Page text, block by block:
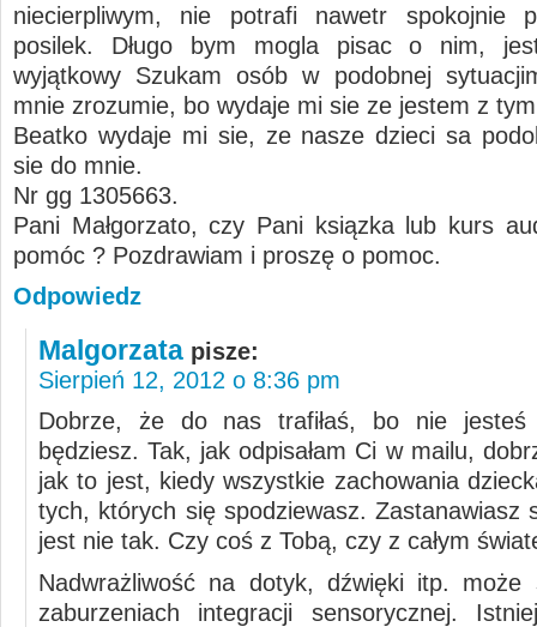
niecierpliwym, nie potrafi nawetr spokojnie
posilek. Długo bym mogla pisac o nim,
wyjątkowy Szukam osób w podobnej
mnie zrozumie, bo wydaje mi sie ze jestem z
Beatko wydaje mi sie, ze nasze dzieci sa
sie do mnie.
Nr gg 1305663.
Pani Małgorzato, czy Pani ksiązka lub kurs
pomóc ? Pozdrawiam i proszę o pomoc.
Odpowiedz
Malgorzata pisze:
Sierpień 12, 2012 o 8:36 pm
Dobrze, że do nas trafiłaś, bo nie
będziesz. Tak, jak odpisałam Ci w mailu,
jak to jest, kiedy wszystkie zachowania
tych, których się spodziewasz. Zastanawiasz
jest nie tak. Czy coś z Tobą, czy z całym
Nadwrażliwość na dotyk, dźwięki itp. może
zaburzeniach integracji sensorycznej.